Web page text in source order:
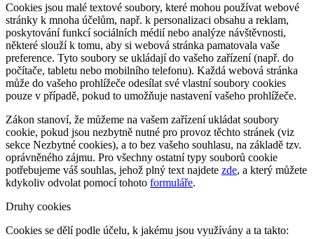
Cookies jsou malé textové soubory, které mohou používat webové
stránky k mnoha účelům, např. k personalizaci obsahu a reklam,
poskytování funkcí sociálních médií nebo analýze návštěvnosti,
některé slouží k tomu, aby si webová stránka pamatovala vaše
preference. Tyto soubory se ukládají do vašeho zařízení (např. do
počítače, tabletu nebo mobilního telefonu). Každá webová stránka
může do vašeho prohlížeče odesílat své vlastní soubory cookies
pouze v případě, pokud to umožňuje nastavení vašeho prohlížeče.
Zákon stanoví, že můžeme na vašem zařízení ukládat soubory
cookie, pokud jsou nezbytně nutné pro provoz těchto stránek (viz
sekce Nezbytné cookies), a to bez vašeho souhlasu, na základě tzv.
oprávněného zájmu. Pro všechny ostatní typy souborů cookie
potřebujeme váš souhlas, jehož plný text najdete zde, a který můžete
kdykoliv odvolat pomocí tohoto formuláře.
Druhy cookies
Cookies se dělí podle účelu, k jakému jsou využívány a ta takto: